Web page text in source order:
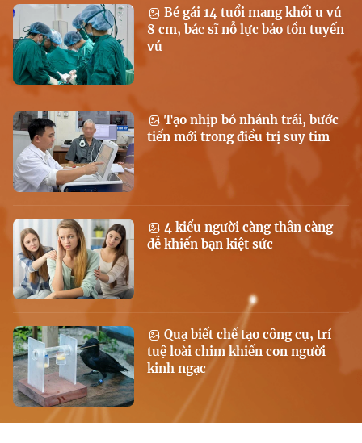
Bé gái 14 tuổi mang khối u vú
8 cm, bác sĩ nỗ lực bảo tồn tuyến
vú
Tạo nhịp bó nhánh trái, bước
tiến mới trong điều trị suy tim
4 kiểu người càng thân càng
dễ khiến bạn kiệt sức
Quạ biết chế tạo công cụ, trí
tuệ loài chim khiến con người
kinh ngạc